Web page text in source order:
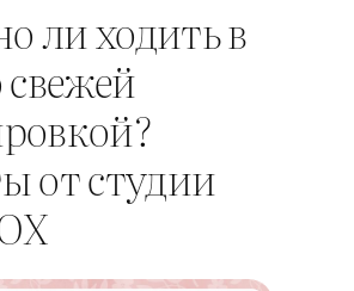
ли ходить в
свежей
от студии